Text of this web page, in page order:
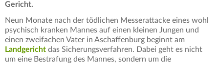
Gericht.
Neun Monate nach der tödlichen Messerattacke eines wohl
psychisch kranken Mannes auf einen kleinen Jungen und
einen zweifachen Vater in Aschaffenburg beginnt am
Landgericht das Sicherungsverfahren. Dabei geht es nicht
um eine Bestrafung des Mannes, sondern um die